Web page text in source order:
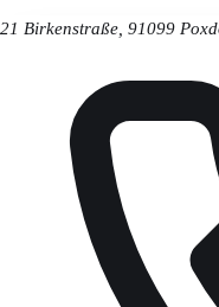
21 Birkenstraße, 91099